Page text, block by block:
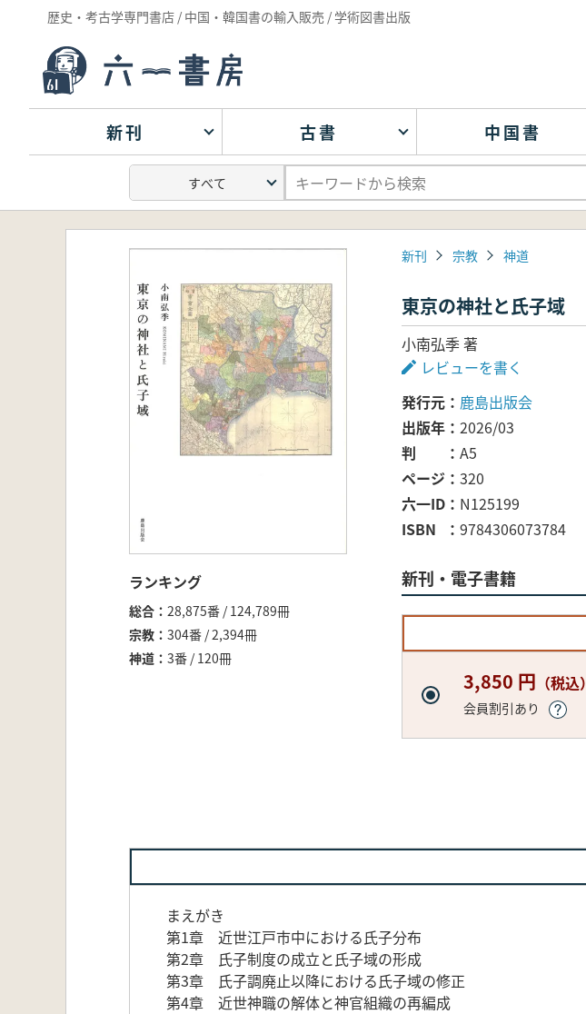
歴史・考古学専門書店 / 中国・韓国書の輸入販売 / 学術図書出版
新刊 古書 中国書
ランキング
総合
28,875番 / 124,789冊
宗教
304番 / 2,394冊
神道
3番 / 120冊
新刊 宗教 神道
東京の神社と氏子域
小南弘季 著
レビューを書く
発行元
鹿島出版会
出版年
2026/03
判
A5
ページ
320
六一ID
N125199
ISBN
9784306073784
新刊・電子書籍
3,850 円 （税込）
会員割引あり
まえがき
第1章 近世江戸市中における氏子分布
第2章 氏子制度の成立と氏子域の形成
第3章 氏子調廃止以降における氏子域の修正
第4章 近世神職の解体と神官組織の再編成